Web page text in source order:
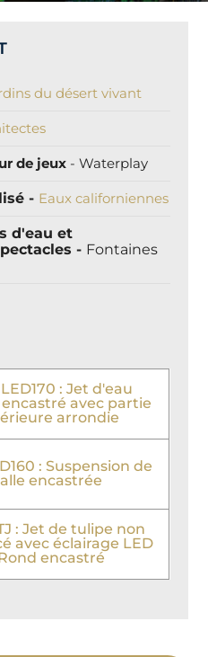
du désert vivant
de jeux - Waterplay
- Eaux californiennes
d'eauet
- Fontaines
: Jet d'eau
avec partie
arrondie
: Suspension de
encastrée
: Jet de tulipe non
avec éclairage LED
encastré